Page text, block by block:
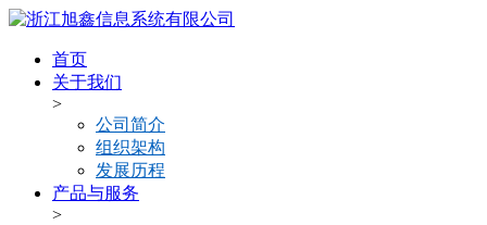
首页
关于我们
>
公司简介
组织架构
发展历程
产品与服务
>